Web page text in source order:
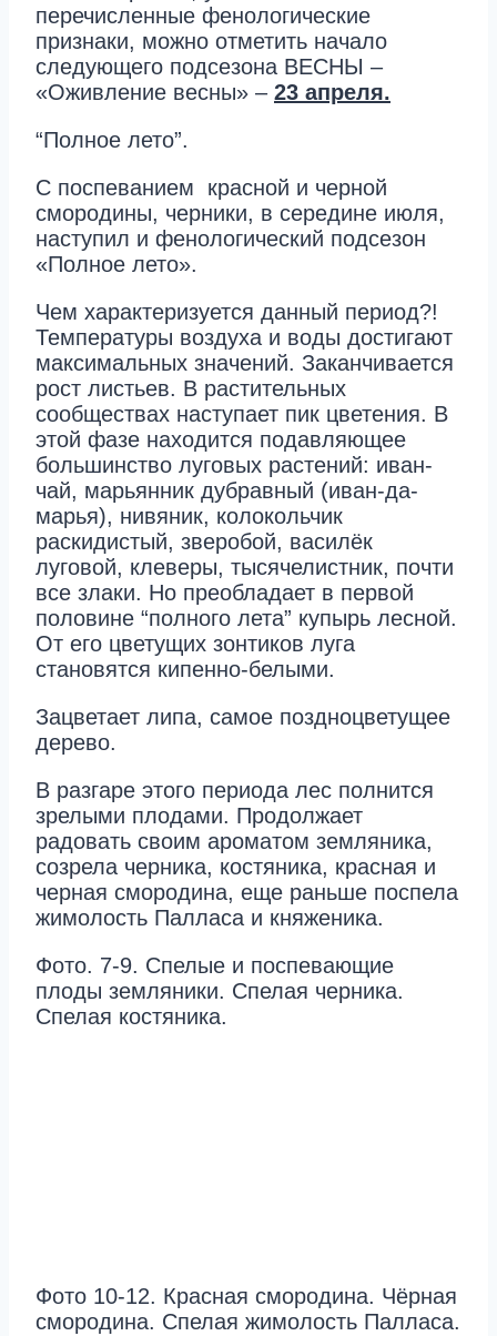
перечисленные фенологические
признаки, можно отметить начало
следующего подсезона ВЕСНЫ –
«Оживление весны» – 23 апреля.
“Полное лето”.
С поспеванием красной и черной
смородины, черники, в середине июля,
наступил и фенологический подсезон
«Полное лето».
Чем характеризуется данный период?!
Температуры воздуха и воды достигают
максимальных значений. Заканчивается
рост листьев. В растительных
сообществах наступает пик цветения. В
этой фазе находится подавляющее
большинство луговых растений: иван-
чай, марьянник дубравный (иван-да-
марья), нивяник, колокольчик
раскидистый, зверобой, василёк
луговой, клеверы, тысячелистник, почти
все злаки. Но преобладает в первой
половине “полного лета” купырь лесной.
От его цветущих зонтиков луга
становятся кипенно-белыми.
Зацветает липа, самое поздноцветущее
дерево.
В разгаре этого периода лес полнится
зрелыми плодами. Продолжает
радовать своим ароматом земляника,
созрела черника, костяника, красная и
черная смородина, еще раньше поспела
жимолость Палласа и княженика.
Фото. 7-9. Спелые и поспевающие
плоды земляники. Спелая черника.
Спелая костяника.
Фото 10-12. Красная смородина. Чёрная
смородина. Спелая жимолость Палласа.